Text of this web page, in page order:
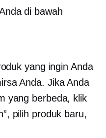
di bawah
yang ingin Anda
Anda. Jika Anda
yang berbeda, klik
pilih produk baru,